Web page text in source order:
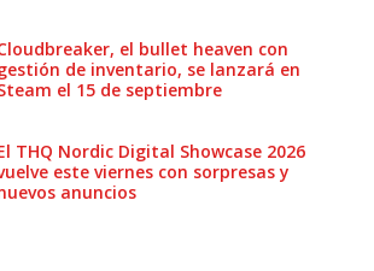
el bullet heaven con
de inventario, se lanzará en
el 15 de septiembre
THQ Nordic Digital Showcase 2026
este viernes con sorpresas y
anuncios